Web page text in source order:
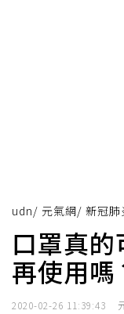
udn/ 元氣網/ 新冠肺
口罩真
再使用
2020-02-26 11:39:43